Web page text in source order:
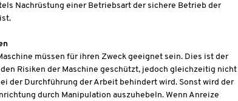
Nachrüstung einer Betriebsart der sichere Betrieb der
müssen für ihren Zweck geeignet sein. Dies ist der
Risiken der Maschine geschützt, jedoch gleichzeitig nicht
der Durchführung der Arbeit behindert wird. Sonst wird der
durch Manipulation auszuhebeln. Wenn Anreize